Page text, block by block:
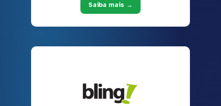
Saiba mais →